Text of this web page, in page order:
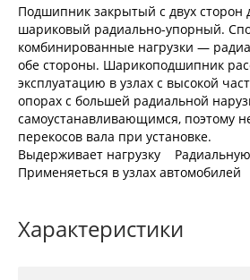
Подшипник закрытый с двух сторон
шариковый радиально-упорный.
комбинированные нагрузки —
обе стороны. Шарикоподшипник
эксплуатацию в узлах с высокой
опорах с большей радиальной
самоустанавливающимся, поэтому
перекосов вала при установке.
Выдерживает нагрузку
Применяеться в узлах автомобилей
Характеристики